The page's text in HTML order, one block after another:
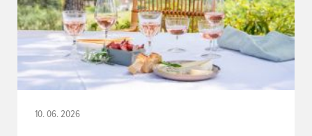
10. 06. 2026